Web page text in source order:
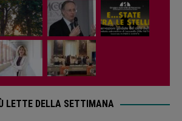
LETTE DELLA SETTIMANA